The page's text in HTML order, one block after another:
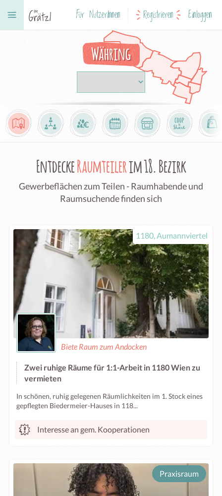
Für NutzerInnen Registrieren Einloggen
Währing
EntdeckeRaumteilerim 18. Bezirk
Gewerbeflächen zum Teilen - Raumhabende und
Raumsuchende finden sich
1180, Aumannviertel
Biete Raum zum Andocken
Zwei ruhige Räume für 1:1-Arbeit in 1180 Wien zu
vermieten
In schönen, ruhig gelegenen Räumlichkeiten im 1. Stock eines
gepflegten Biedermeier-Hauses in 118...
Interesse an gem. Kooperationen
Praxisraum